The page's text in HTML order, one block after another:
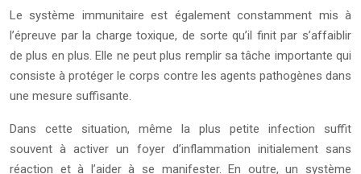
Le système immunitaire est également constamment mis à
l’épreuve par la charge toxique, de sorte qu’il finit par s’affaiblir
de plus en plus. Elle ne peut plus remplir sa tâche importante qui
consiste à protéger le corps contre les agents pathogènes dans
une mesure suffisante.
Dans cette situation, même la plus petite infection suffit
souvent à activer un foyer d’inflammation initialement sans
réaction et à l’aider à se manifester. En outre, un système